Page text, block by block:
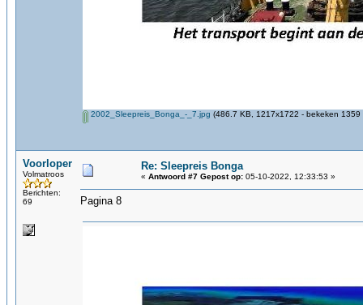
2002_Sleepreis_Bonga_-_7.jpg (486.7 KB, 1217x1722 - bekeken 1359
Voorloper
Volmatroos
Berichten:
69
Re: Sleepreis Bonga
« Antwoord #7 Gepost op: 05-10-2022, 12:33:53 »
Pagina 8